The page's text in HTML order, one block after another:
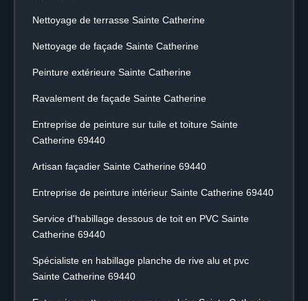
Nettoyage de terrasse Sainte Catherine
Nettoyage de façade Sainte Catherine
Peinture extérieure Sainte Catherine
Ravalement de façade Sainte Catherine
Entreprise de peinture sur tuile et toiture Sainte
Catherine 69440
Artisan façadier Sainte Catherine 69440
Entreprise de peinture intérieur Sainte Catherine 69440
Service d'habillage dessous de toit en PVC Sainte
Catherine 69440
Spécialiste en habillage planche de rive alu et pvc
Sainte Catherine 69440